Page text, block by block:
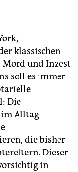
klassischen
und Inzest
soll es immer
Die
im Alltag
die bisher
Dieser
in